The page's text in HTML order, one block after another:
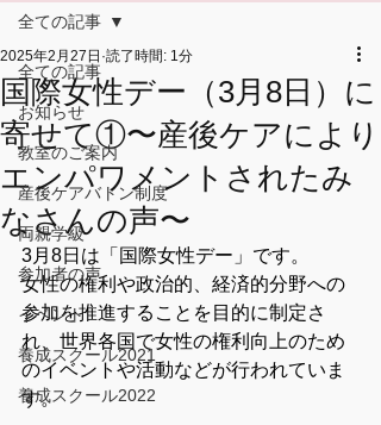
全ての記事
お知らせ
教室のご案内
産後ケアバトン制度
両親学級
参加者の声
イベント
養成スクール2021
養成スクール2022
全ての記事
国際女性デー（3月8日）に
寄せて①〜産後ケアにより
エンパワメントされたみ
なさんの声〜
2025年2月27日 読了時間: 1分
3月8日は「国際女性デー」です。
女性の権利や政治的、経済的分野への
参加を推進することを目的に制定さ
れ、世界各国で女性の権利向上のため
のイベントや活動などが行われていま
す。